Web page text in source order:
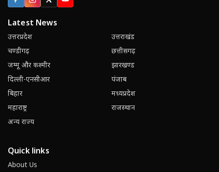
Latest News
उत्तरप्रदेश
उत्तराखंड
चण्डीगढ़
छत्तीसगढ़
जम्मू और कश्मीर
झारखण्ड
दिल्ली-एनसीआर
पंजाब
बिहार
मध्यप्रदेश
महाराष्ट्र
राजस्थान
अन्य राज्य
Quick links
About Us